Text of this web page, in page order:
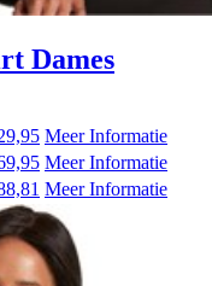
Dames
Meer Informatie
Meer Informatie
Meer Informatie